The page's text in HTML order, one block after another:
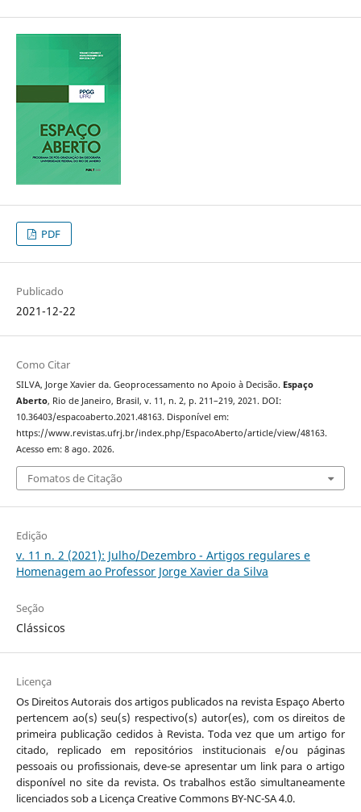
PDF
Publicado
2021-12-22
Como Citar
SILVA, Jorge Xavier da. Geoprocessamento no Apoio à Decisão. Espaço
Aberto, Rio de Janeiro, Brasil, v. 11, n. 2, p. 211–219, 2021. DOI:
10.36403/espacoaberto.2021.48163. Disponível em:
https://www.revistas.ufrj.br/index.php/EspacoAberto/article/view/48163.
Acesso em: 8 ago. 2026.
Fomatos de Citação
Edição
v. 11 n. 2 (2021): Julho/Dezembro - Artigos regulares e
Homenagem ao Professor Jorge Xavier da Silva
Seção
Clássicos
Licença
Os Direitos Autorais dos artigos publicados na revista Espaço Aberto
pertencem ao(s) seu(s) respectivo(s) autor(es), com os direitos de
primeira publicação cedidos à Revista. Toda vez que um artigo for
citado, replicado em repositórios institucionais e/ou páginas
pessoais ou profissionais, deve-se apresentar um link para o artigo
disponível no site da revista. Os trabalhos estão simultaneamente
licenciados sob a Licença Creative Commons BY-NC-SA 4.0.